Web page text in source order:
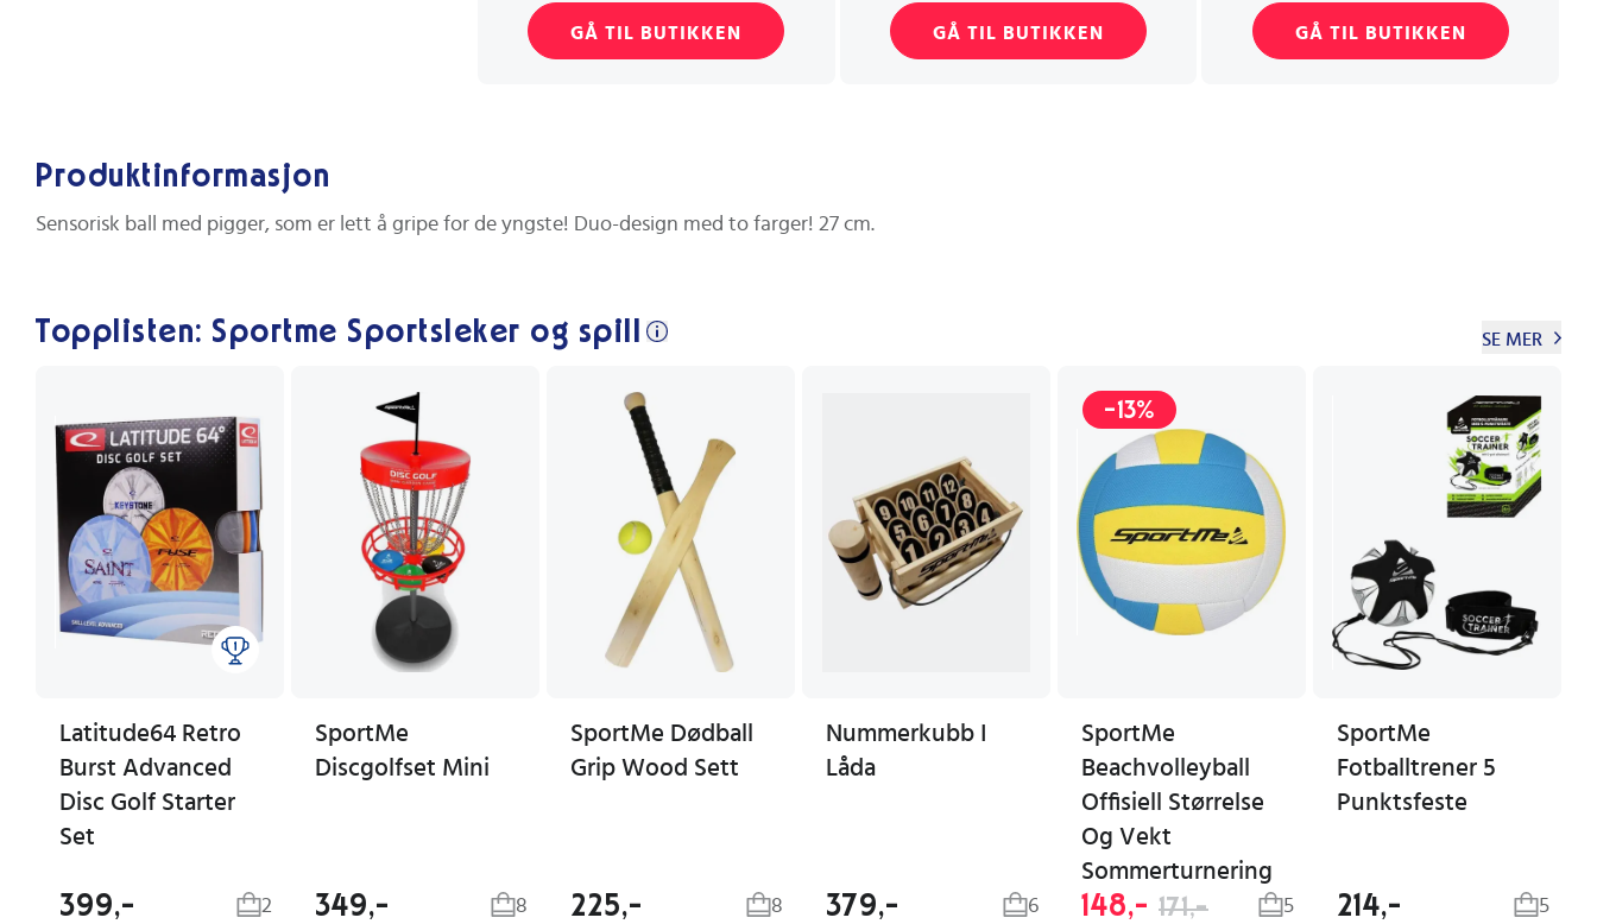
GÅ TIL BUTIKKEN GÅ TIL BUTIKKEN GÅ TIL BUTIKKEN
Produktinformasjon
Sensorisk ball med pigger, som er lett å gripe for de yngste! Duo-design med to farger! 27 cm.
Topplisten: Sportme Sportsleker og spill SE MER
Latitude64 Retro
Burst Advanced
Disc Golf Starter
Set
399,- 2
SportMe
Discgolfset Mini
349,- 8
SportMe Dødball
Grip Wood Sett
225,- 8
Nummerkubb I
Låda
379,- 6
-13%
SportMe
Beachvolleyball
Offisiell Størrelse
Og Vekt
Sommerturnering
148,- 171,- 5
SportMe
Fotballtrener 5
Punktsfeste
214,- 5